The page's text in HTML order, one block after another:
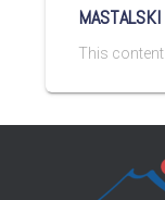
MASTALSKI
This